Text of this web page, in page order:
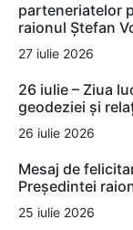
parteneriatelor
raionul Ștefan
27 iulie 2026
26 iulie – Ziua
geodeziei și
26 iulie 2026
Mesaj de
Președintei
25 iulie 2026